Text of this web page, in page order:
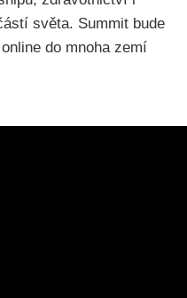
světa. Summit bude
do mnoha zemí